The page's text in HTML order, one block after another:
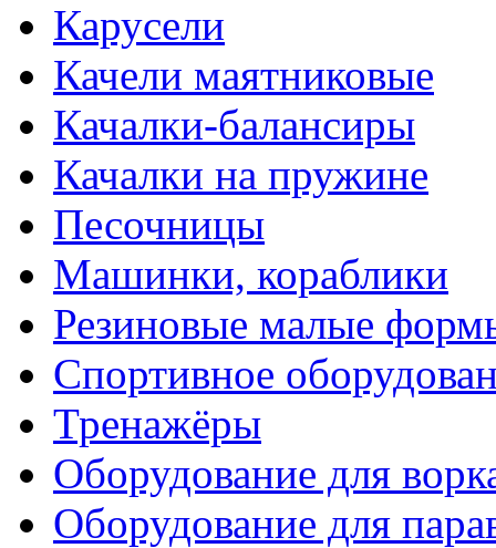
Карусели
Качели маятниковые
Качалки-балансиры
Качалки на пружине
Песочницы
Машинки, кораблики
Резиновые малые
Спортивное
Тренажёры
Оборудование для
Оборудование для